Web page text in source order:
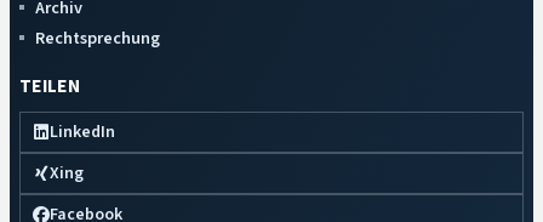
Archiv
Rechtsprechung
TEILEN
LinkedIn
Xing
Facebook